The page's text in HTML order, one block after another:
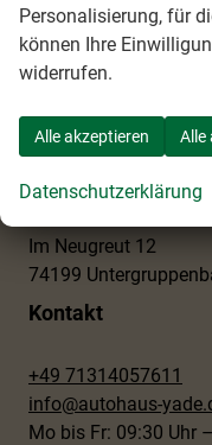
Autohaus Yade
IHR
Adresse
Im Neugreut 12
74199
Kontakt
+49 71314057611
info@autohaus-
Mo bis Fr: 09:30 Uhr
Personalisierung, für
können Ihre
widerrufen.
Alle akzeptieren Alle
Datenschutzerklärung